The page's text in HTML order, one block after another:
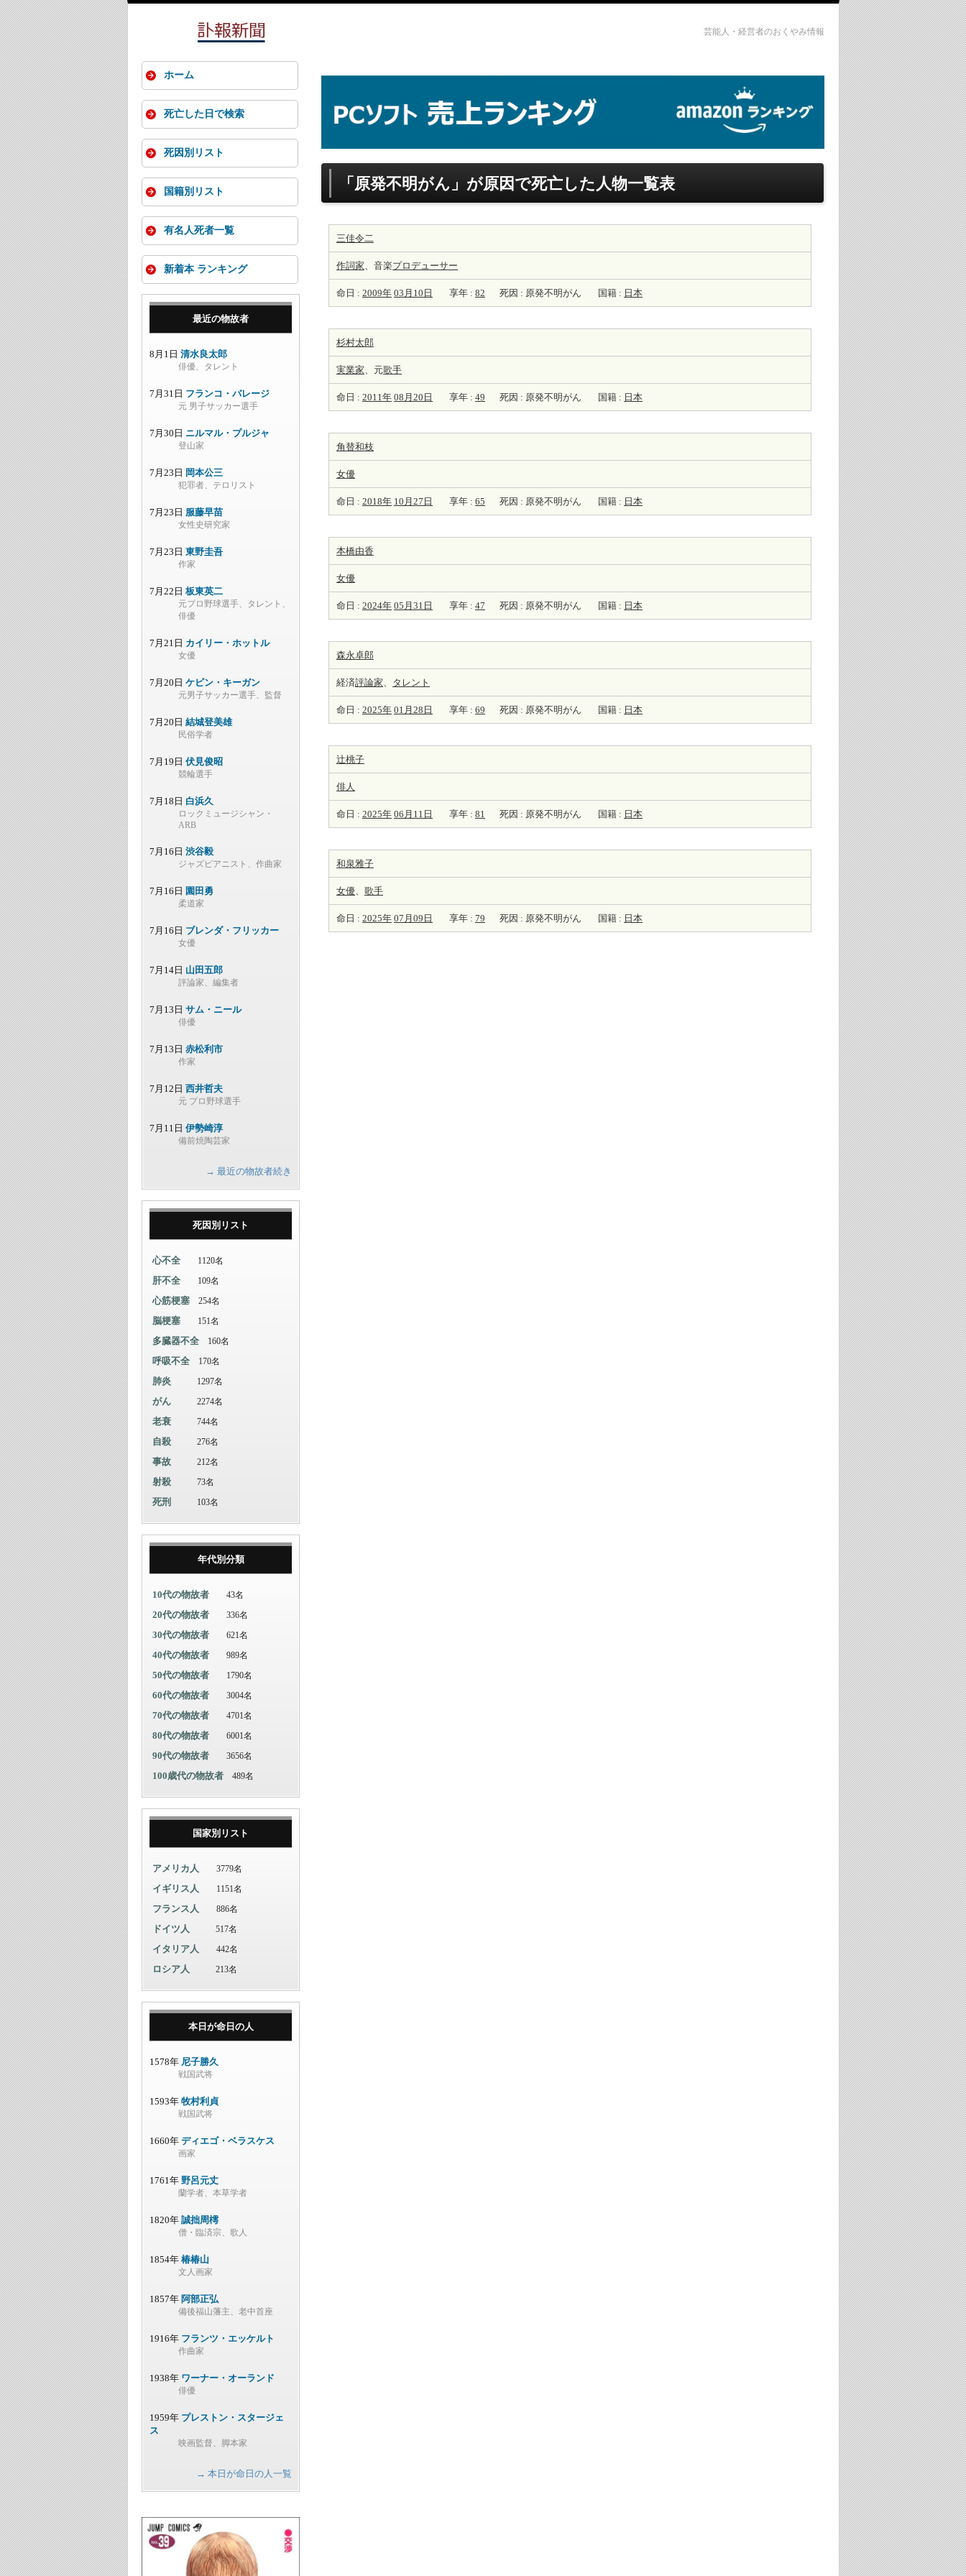
芸能人・経営者のおくやみ情報
「原発不明がん」が原因で死亡した人物一覧表
三佳令二
作詞家、音楽プロデューサー
命日 : 2009年 03月10日 享年 : 82 死因 : 原発不明がん 国籍 : 日本
杉村太郎
実業家、元歌手
命日 : 2011年 08月20日 享年 : 49 死因 : 原発不明がん 国籍 : 日本
角替和枝
女優
命日 : 2018年 10月27日 享年 : 65 死因 : 原発不明がん 国籍 : 日本
本橋由香
女優
命日 : 2024年 05月31日 享年 : 47 死因 : 原発不明がん 国籍 : 日本
森永卓郎
経済評論家、 タレント
命日 : 2025年 01月28日 享年 : 69 死因 : 原発不明がん 国籍 : 日本
辻桃子
俳人
命日 : 2025年 06月11日 享年 : 81 死因 : 原発不明がん 国籍 : 日本
和泉雅子
女優、 歌手
命日 : 2025年 07月09日 享年 : 79 死因 : 原発不明がん 国籍 : 日本
ホーム
死亡した日で検索
死因別リスト
国籍別リスト
有名人死者一覧
新着本 ランキング
最近の物故者
8月1日 清水良太郎
俳優、タレント
7月31日 フランコ・バレージ
元 男子サッカー選手
7月30日 ニルマル・プルジャ
登山家
7月23日 岡本公三
犯罪者、テロリスト
7月23日 服藤早苗
女性史研究家
7月23日 東野圭吾
作家
7月22日 板東英二
元プロ野球選手、タレント、
俳優
7月21日 カイリー・ホットル
女優
7月20日 ケビン・キーガン
元男子サッカー選手、監督
7月20日 結城登美雄
民俗学者
7月19日 伏見俊昭
競輪選手
7月18日 白浜久
ロックミュージシャン・
ARB
7月16日 渋谷毅
ジャズピアニスト、作曲家
7月16日 園田勇
柔道家
7月16日 ブレンダ・フリッカー
女優
7月14日 山田五郎
評論家、編集者
7月13日 サム・ニール
俳優
7月13日 赤松利市
作家
7月12日 西井哲夫
元 プロ野球選手
7月11日 伊勢崎淳
備前焼陶芸家
→ 最近の物故者続き
死因別リスト
心不全 1120名
肝不全 109名
心筋梗塞 254名
脳梗塞 151名
多臓器不全 160名
呼吸不全 170名
肺炎 1297名
がん 2274名
老衰 744名
自殺 276名
事故 212名
射殺 73名
死刑 103名
年代別分類
10代の物故者 43名
20代の物故者 336名
30代の物故者 621名
40代の物故者 989名
50代の物故者 1790名
60代の物故者 3004名
70代の物故者 4701名
80代の物故者 6001名
90代の物故者 3656名
100歳代の物故者 489名
国家別リスト
アメリカ人 3779名
イギリス人 1151名
フランス人 886名
ドイツ人 517名
イタリア人 442名
ロシア人 213名
本日が命日の人
1578年 尼子勝久
戦国武将
1593年 牧村利貞
戦国武将
1660年 ディエゴ・ベラスケス
画家
1761年 野呂元丈
蘭学者、本草学者
1820年 誠拙周樗
僧・臨済宗、歌人
1854年 椿椿山
文人画家
1857年 阿部正弘
備後福山藩主、老中首座
1916年 フランツ・エッケルト
作曲家
1938年 ワーナー・オーランド
俳優
1959年 プレストン・スタージェ
ス
映画監督、脚本家
→ 本日が命日の人一覧